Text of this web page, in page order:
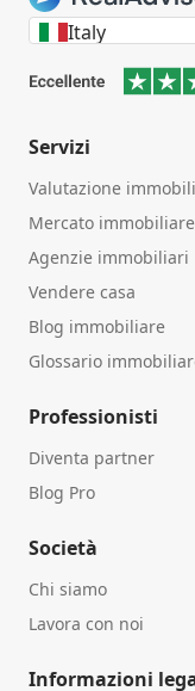
Italy
Servizi
Valutazione
Mercato immobiliare
Agenzie immobiliari
Vendere casa
Blog immobiliare
Glossario
Professionisti
Diventa partner
Blog Pro
Società
Chi siamo
Lavora con noi
Informazioni